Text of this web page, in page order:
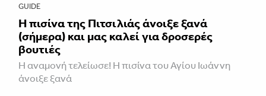
GUIDE
Η πισίνα της Πιτσιλιάς άνοιξε ξανά
(σήμερα) και μας καλεί για δροσερές
βουτιές
Η αναμονή τελείωσε! Η πισίνα του Αγίου Ιωάννη
άνοιξε ξανά